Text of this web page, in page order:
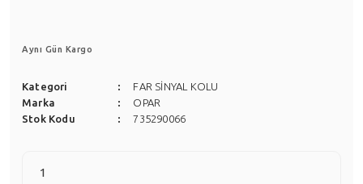
Aynı Gün Kargo
Kategori
FAR SİNYAL KOLU
Marka
OPAR
Stok Kodu
735290066